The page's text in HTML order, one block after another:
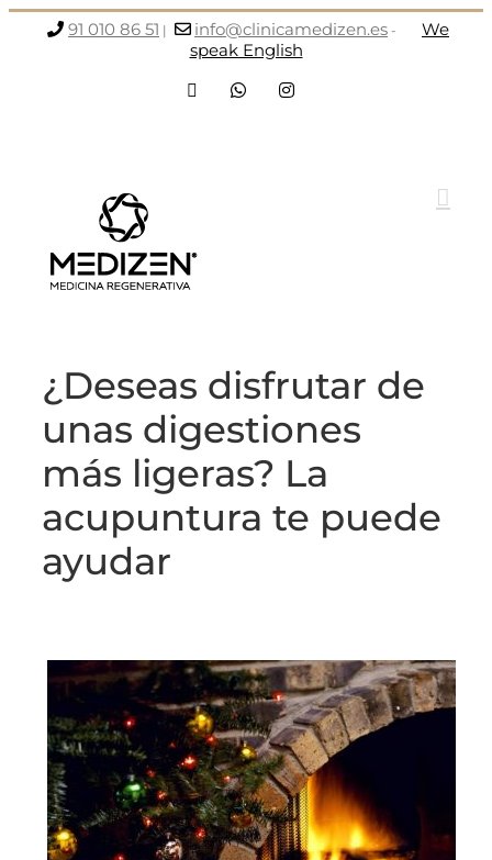
91 010 86 51 | info@clinicamedizen.es -
We
speak English
FacebookWhatsAppInstagram
¿Deseas disfrutar de
unas digestiones
más ligeras? La
acupuntura te puede
ayudar